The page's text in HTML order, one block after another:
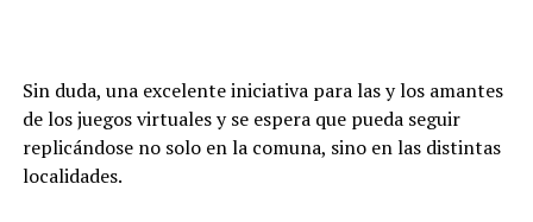
Sin duda, una excelente iniciativa para las y los amantes
de los juegos virtuales y se espera que pueda seguir
replicándose no solo en la comuna, sino en las distintas
localidades.